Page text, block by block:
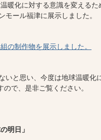
暖化に対する意識を変える
ール福津に展示しました。
の制作物を展示しました。
いと思い、今度は地球温暖化
で、是非ご覧ください。
明日」